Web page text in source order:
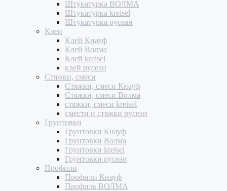
Штукатурка ВОЛМА
Штукатурка kreisel
Штукатурка русеан
Клеи
Клей Кнауф
Клей Волма
Клей kreisel
клей русеан
Стяжки, смеси
Стяжки, смеси Кнауф
Стяжки, смеси Волма
стяжки, смеси kreisel
смести и стяжки русеан
Грунтовки
Грунтовки Кнауф
Грунтовки Волма
Грунтовки kreisel
Грунтовки русеан
Профили
Профили Кнауф
Профиль ВОЛМА